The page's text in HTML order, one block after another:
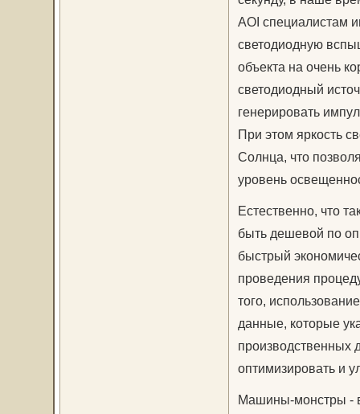
AOI специалистам
светодиодную
объекта на очень
светодиодный
генерировать
При этом яркость
Солнца, что
уровень
Естественно, что
быть дешевой по
быстрый
проведения
того,
данные, которые
производственных
оптимизировать и
Машины-монстры -